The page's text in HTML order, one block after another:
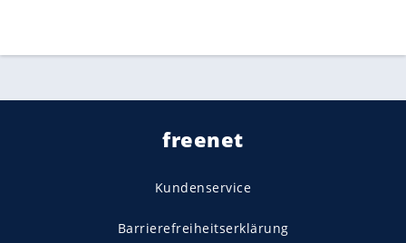
freenet
Kundenservice
Barrierefreiheitserklärung